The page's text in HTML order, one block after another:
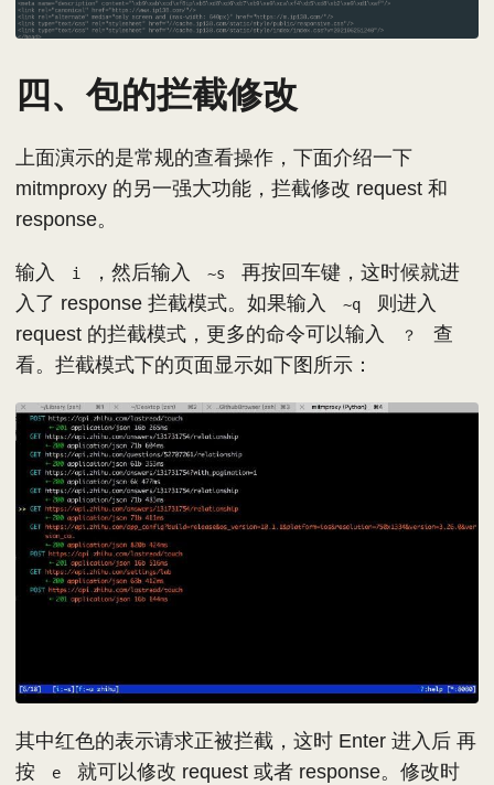
四、包的拦截修改
上面演示的是常规的查看操作，下面介绍一下
mitmproxy 的另一强大功能，拦截修改 request 和
response。
输入 i ，然后输入 ~s
再按回车键，这时候就进
入了 response 拦截模式。如果输入
~q
则进入
request 的拦截模式，更多的命令可以输入
？
查
看。拦截模式下的页面显示如下图所示：
其中红色的表示请求正被拦截，这时 Enter 进入后 再
按
e
就可以修改 request 或者 response。修改时